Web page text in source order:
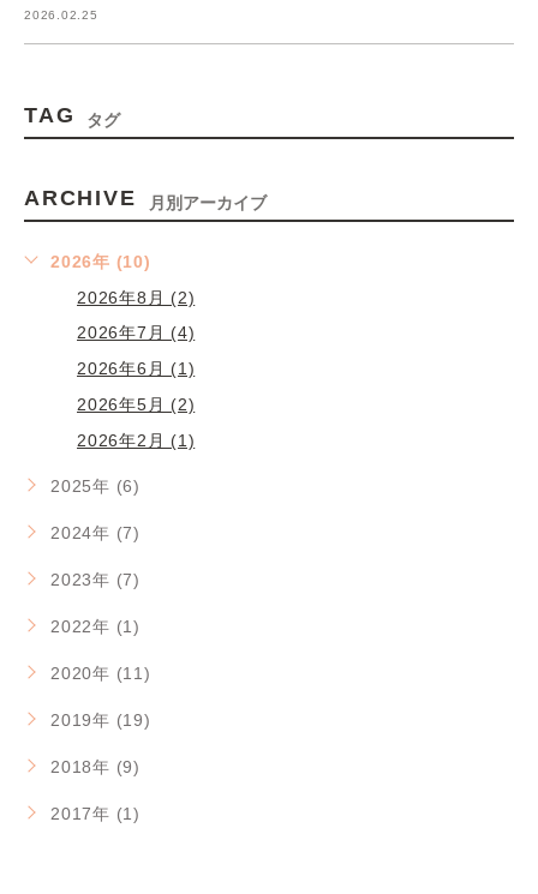
2026.02.25
TAG タグ
ARCHIVE 月別アーカイブ
2026年 (10)
2026年8月 (2)
2026年7月 (4)
2026年6月 (1)
2026年5月 (2)
2026年2月 (1)
2025年 (6)
2024年 (7)
2023年 (7)
2022年 (1)
2020年 (11)
2019年 (19)
2018年 (9)
2017年 (1)